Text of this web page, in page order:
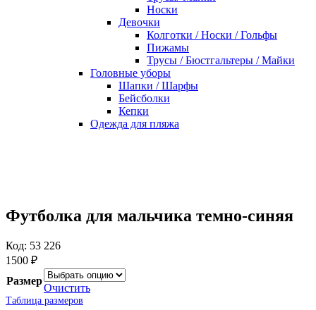
Носки
Девочки
Колготки / Носки / Гольфы
Пижамы
Трусы / Бюстгальтеры / Майки
Головные уборы
Шапки / Шарфы
Бейсболки
Кепки
Одежда для пляжа
Футболка для мальчика темно-синяя
Код: 53 226
1500 ₽
Размер
Очистить
Таблица размеров